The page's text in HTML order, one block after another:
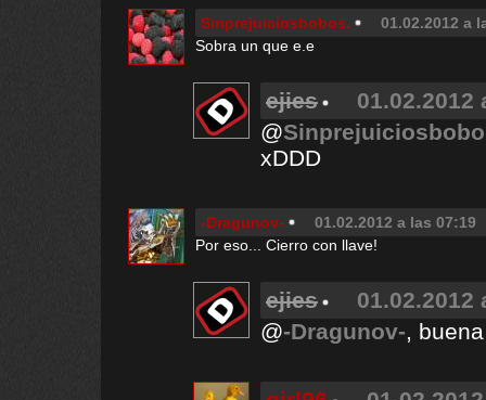
Sinprejuiciosbobos.
01.02.2012 a
Sobra un que e.e
ejies
01.02.2012
@
xDDD
-Dragunov-
01.02.2012 a las 07:19
Por eso... Cierro con llave!
ejies
01.02.2012
@-Dragunov-,